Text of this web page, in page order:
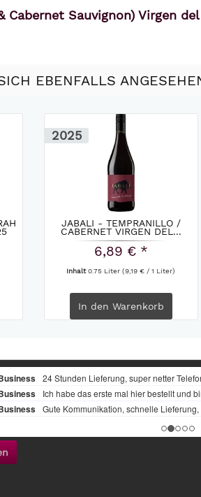
Sauvignon) Virgen
EBENFALLS
2025
JABALI - TEMPRANILLO /
CABERNET VIRGEN DEL...
6,89 € *
Inhalt0.75 Liter(9,19 € / 1 Liter)
In den Warenkorb